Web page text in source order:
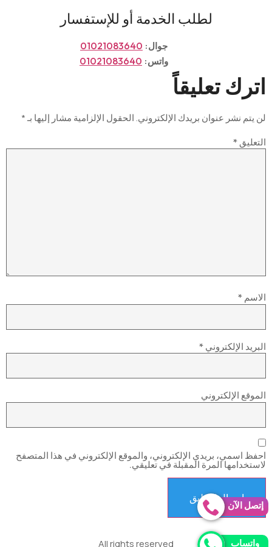
لطلب الخدمة أو للإستفسار
جوال: 01021083640
واتس: 01021083640
اترك تعليقاً
لن يتم نشر عنوان بريدك الإلكتروني.الحقول الإلزامية مشار إليها بـ*
التعليق *
الاسم *
البريد الإلكتروني *
الموقع الإلكتروني
احفظ اسمي، بريدي الإلكتروني، والموقع الإلكتروني في هذا المتصفح
لاستخدامها المرة المقبلة في تعليقي.
All rights reserved
إتصل الآن
واتساب